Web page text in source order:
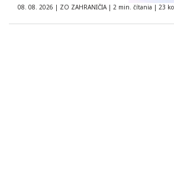
08. 08. 2026 | ZO ZAHRANIČIA | 2 min. čítania | 23